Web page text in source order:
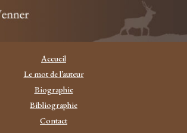
Accueil
Le mot de l’auteur
Biographie
Bibliographie
Contact